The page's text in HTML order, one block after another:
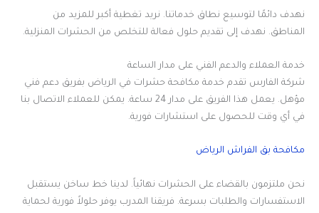
نهدف دائمًا لتوسيع نطاق خدماتنا. نريد تغطية أكبر للمزيد من
المناطق. نهدف إلى تقديم حلول فعالة للتخلص من الحشرات المنزلية.
خدمة العملاء والدعم الفني على مدار الساعة
شركة الفارس تقدم خدمة مكافحة حشرات في الرياض بفريق دعم فني
مؤهل. يعمل هذا الفريق على مدار 24 ساعة. يمكن للعملاء الاتصال بنا
في أي وقت للحصول على استشارات فورية.
مكافحة بق الفراش الرياض
نحن ملتزمون بالقضاء على الحشرات نهائياً. لدينا خط ساخن يستقبل
الاستفسارات والطلبات بسرعة. فريقنا المدرب يوفر حلولاً فورية لحماية